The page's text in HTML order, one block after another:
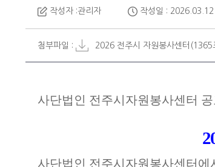
작성자 :관리자 작성일 : 2026.03.12
첨부파일 : 2026 전주시 자원봉사센터
사단법인 전주시자원봉사센터 공
사단법인 전주시자원봉사센터